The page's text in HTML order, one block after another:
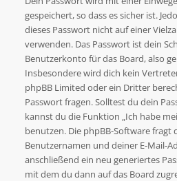
gespeichert, so dass es sicher ist.
dieses Passwort nicht auf einer
verwenden. Das Passwort ist dein
Benutzerkonto für das Board, also
Insbesondere wird dich kein
phpBB Limited oder ein Dritter
Passwort fragen. Solltest du dein
kannst du die Funktion „Ich habe
benutzen. Die phpBB-Software fragt
Benutzernamen und deiner E-Mail-
anschließend ein neu generiertes
mit dem du dann auf das Board